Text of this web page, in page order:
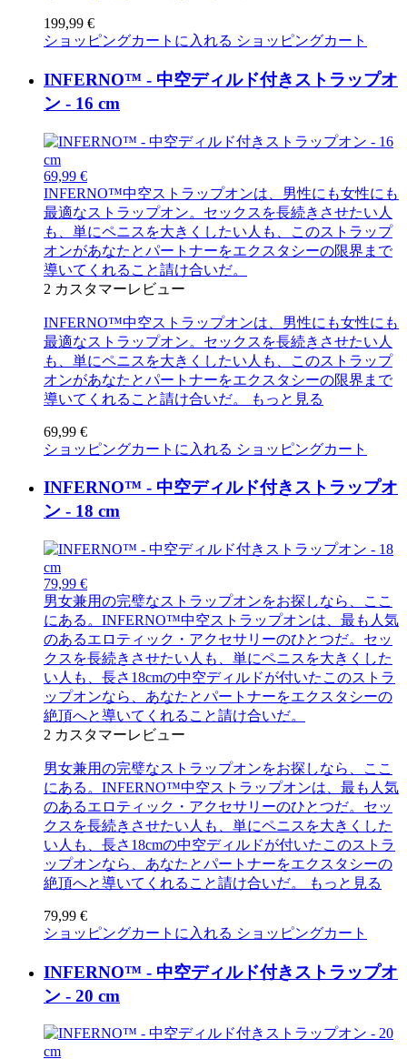
199,99 €
ショッピングカートに入れる ショッピングカート
INFERNO™ - 中空ディルド付きストラップオ
ン - 16 cm
69,99 €
INFERNO™中空ストラップオンは、男性にも女性にも
最適なストラップオン。セックスを長続きさせたい人
も、単にペニスを大きくしたい人も、このストラップ
オンがあなたとパートナーをエクスタシーの限界まで
導いてくれること請け合いだ。
2 カスタマーレビュー
INFERNO™中空ストラップオンは、男性にも女性にも
最適なストラップオン。セックスを長続きさせたい人
も、単にペニスを大きくしたい人も、このストラップ
オンがあなたとパートナーをエクスタシーの限界まで
導いてくれること請け合いだ。
もっと見る
69,99 €
ショッピングカートに入れる ショッピングカート
INFERNO™ - 中空ディルド付きストラップオ
ン - 18 cm
79,99 €
男女兼用の完璧なストラップオンをお探しなら、ここ
にある。INFERNO™中空ストラップオンは、最も人気
のあるエロティック・アクセサリーのひとつだ。セッ
クスを長続きさせたい人も、単にペニスを大きくした
い人も、長さ18cmの中空ディルドが付いたこのストラ
ップオンなら、あなたとパートナーをエクスタシーの
絶頂へと導いてくれること請け合いだ。
2 カスタマーレビュー
男女兼用の完璧なストラップオンをお探しなら、ここ
にある。INFERNO™中空ストラップオンは、最も人気
のあるエロティック・アクセサリーのひとつだ。セッ
クスを長続きさせたい人も、単にペニスを大きくした
い人も、長さ18cmの中空ディルドが付いたこのストラ
ップオンなら、あなたとパートナーをエクスタシーの
絶頂へと導いてくれること請け合いだ。
もっと見る
79,99 €
ショッピングカートに入れる ショッピングカート
INFERNO™ - 中空ディルド付きストラップオ
ン - 20 cm